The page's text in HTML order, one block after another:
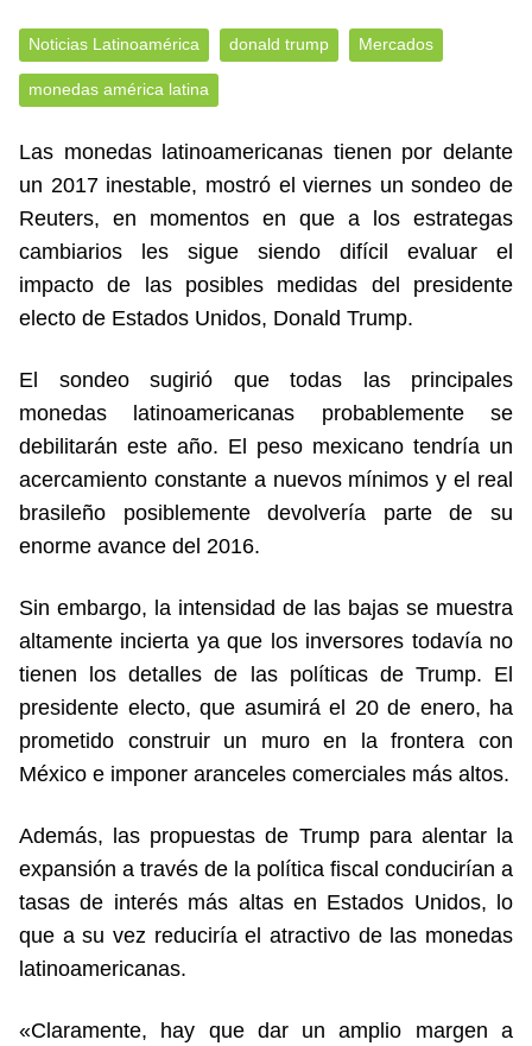
Noticias Latinoamérica donald trump Mercados
monedas américa latina
Las monedas latinoamericanas tienen por delante
un 2017 inestable, mostró el viernes un sondeo de
Reuters, en momentos en que a los estrategas
cambiarios les sigue siendo difícil evaluar el
impacto de las posibles medidas del presidente
electo de Estados Unidos, Donald Trump.
El sondeo sugirió que todas las principales
monedas latinoamericanas probablemente se
debilitarán este año. El peso mexicano tendría un
acercamiento constante a nuevos mínimos y el real
brasileño posiblemente devolvería parte de su
enorme avance del 2016.
Sin embargo, la intensidad de las bajas se muestra
altamente incierta ya que los inversores todavía no
tienen los detalles de las políticas de Trump. El
presidente electo, que asumirá el 20 de enero, ha
prometido construir un muro en la frontera con
México e imponer aranceles comerciales más altos.
Además, las propuestas de Trump para alentar la
expansión a través de la política fiscal conducirían a
tasas de interés más altas en Estados Unidos, lo
que a su vez reduciría el atractivo de las monedas
latinoamericanas.
«Claramente, hay que dar un amplio margen a